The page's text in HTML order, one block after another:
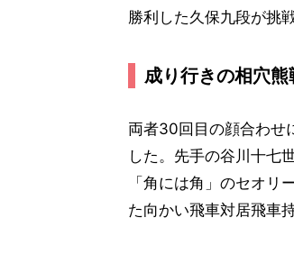
勝利した久保九段が挑
成り行きの相穴熊
両者30回目の顔合わせ
した。先手の谷川十七
「角には角」のセオ
た向かい飛車対居飛車